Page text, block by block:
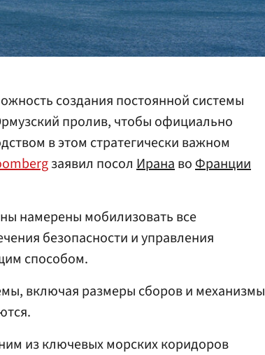
создания постоянной системы
пролив, чтобы официально
в этом стратегически важном
заявил посол ИранавоФранции
намерены мобилизовать все
безопасности и управления
способом.
включая размеры сборов и механизмы
из ключевых морских коридоров